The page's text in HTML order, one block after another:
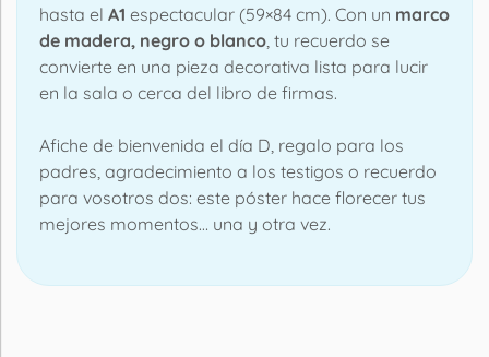
hasta el A1 espectacular (59×84 cm). Con un marco
de madera, negro o blanco , tu recuerdo se
convierte en una pieza decorativa lista para lucir
en la sala o cerca del libro de firmas.
Afiche de bienvenida el día D, regalo para los
padres, agradecimiento a los testigos o recuerdo
para vosotros dos: este póster hace florecer tus
mejores momentos… una y otra vez.